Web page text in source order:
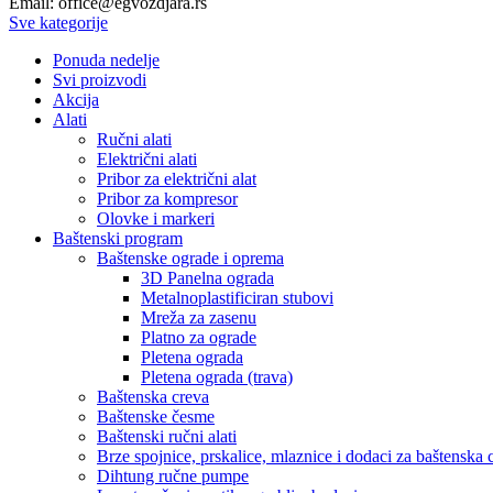
Sve kategorije
Ponuda nedelje
Svi proizvodi
Akcija
Alati
Ručni alati
Električni alati
Pribor za električni alat
Pribor za kompresor
Olovke i markeri
Baštenski program
Baštenske ograde i oprema
3D Panelna ograda
Metalnoplastificiran stubovi
Mreža za zasenu
Platno za ograde
Pletena ograda
Pletena ograda (trava)
Baštenska creva
Baštenske česme
Baštenski ručni alati
Brze spojnice, prskalice, mlaznice i dodaci za baštenska
Dihtung ručne pumpe